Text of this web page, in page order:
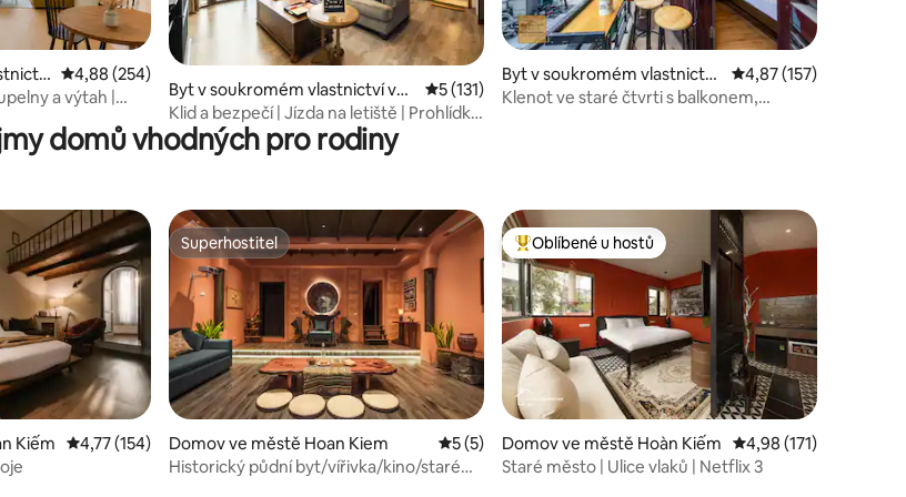
Průměrné hodnocení 4,88 z 5, 254 hodnocení
4,88 (254)
a výtah |
Byt v soukromém vlastnictví ve
městě Tây Hồ
Průměrné hodnocení 5 z 5, 131 hodnocení
5 (131)
Klid a bezpečí | Jízda na letiště | Prohlídky
a služby
Byt v soukromém vlastnictví
ve městě Ba Đình
Průměrné hodnocení
4,87 (157)
Klenot ve staré čtvrti s balkonem,
domů vhodných pro rodiny
Kiếm Průměrné hodnocení 4,77 z 5, 154 hodnocení
4,77 (154)
Superhostitel
Superhostitel
Domov ve městě Hoan Kiem Průměrné hodnocení 5 z 5, 5 hodnocení
5 (5)
Historický půdní byt/vířivka/kino/staré
Nejlepší v kategorii Oblíbené u hostů
Oblíbené u hostů
Domov ve městě Hoàn Kiếm Průměrné hodnocení
4,98 (171)
Staré město | Ulice vlaků | Netflix 3